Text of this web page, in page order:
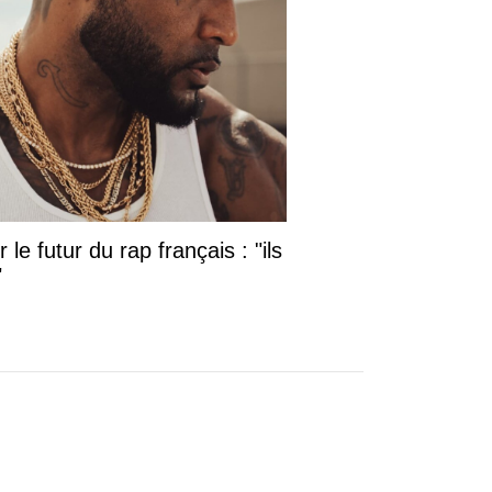
le futur du rap français : "ils